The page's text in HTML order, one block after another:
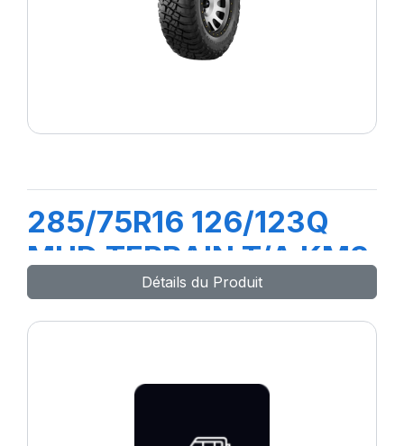
285/75R16 126/123Q
MUD TERRAIN T/A KM3
LRE
Détails du Produit